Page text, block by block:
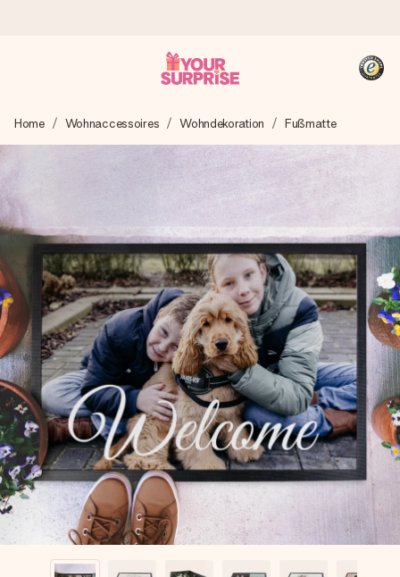
Wir bereiten dein Geschenk sorgfältig vor und schicken es
blitzschnell – damit du es genau zum richtigen Zeitpunkt
überreichen kannst, wenn es am meisten zählt.
4,8 (basierend auf +15.000 Bewertungen)
Unsere Geschenke begeistern. Kunden bewerten uns mit
4,8 bei Google Reviews (Gesamtergebnis aller Länder, in
die wir versenden).
+49 39292 929695
Montag - Freitag : 8:30 - 17:00 Uhr
Samstag - Sonntag : 8:30 - 13:00 Uhr
Home Wohnaccessoires Wohndekoration Fußmatte